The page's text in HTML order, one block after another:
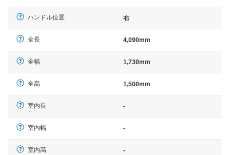
ハンドル位置 右
全長 4,090mm
全幅 1,730mm
全高 1,500mm
室内長 -
室内幅 -
室内高 -